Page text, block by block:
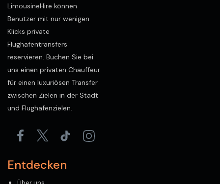
LimousineHire können
Benutzer mit nur wenigen
Klicks private
Flughafentransfers
reservieren. Buchen Sie bei
uns einen privaten Chauffeur
für einen luxuriösen Transfer
zwischen Zielen in der Stadt
und Flughafenzielen.
Entdecken